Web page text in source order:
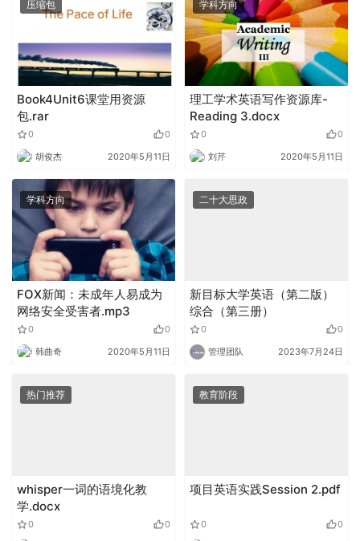
压缩包
Book4Unit6课堂用资源
包.rar
0 0
胡俊杰 2020年5月11日
学科方向
理工学术英语写作资源库-
Reading 3.docx
0 0
刘芹 2020年5月11日
学科方向
FOX新闻：未成年人易成为
网络安全受害者.mp3
0 0
韩曲奇 2020年5月11日
二十大思政
新目标大学英语（第二版）
综合（第三册）
0 0
管理团队 2023年7月24日
热门推荐
whisper一词的语境化教
学.docx
0 0
教育阶段
项目英语实践Session 2.pdf
0 0